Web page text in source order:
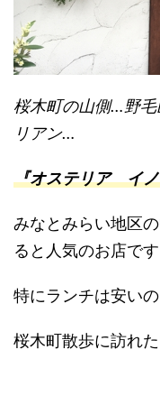
桜木町の山側…野毛
リアン…
『オステリア イ
みなとみらい地区
ると人気のお店です
特にランチは安い
桜木町散歩に訪れた